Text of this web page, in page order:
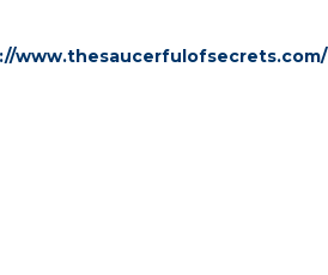
www.thesaucerfulofsecrets.com/